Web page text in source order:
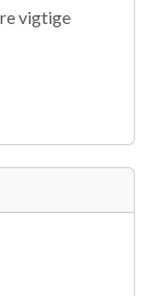
vigtige